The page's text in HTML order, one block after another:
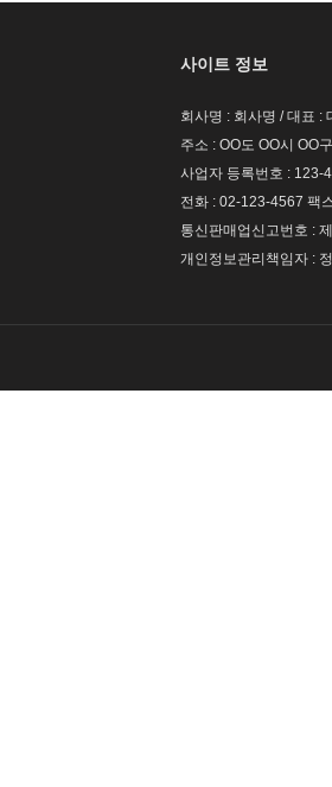
사이트 정보
회사명 : 회사명 / 대표 :
주소 : OO도 OO시 OO
사업자 등록번호 : 123-
전화 : 02-123-4567 팩
통신판매업신고번호 :
개인정보관리책임자 :